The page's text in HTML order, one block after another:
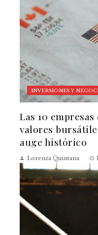
INVERSIONES Y
Las 10
valores
auge histórico
Lorenza Quintana